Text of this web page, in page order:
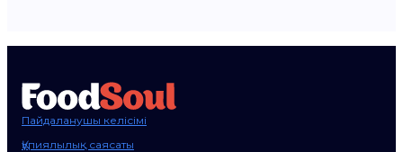
Пайдаланушы келісімі
Құпиялылық саясаты